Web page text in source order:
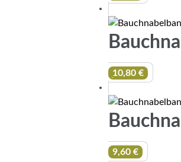
10,80 €
9,60 €